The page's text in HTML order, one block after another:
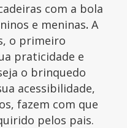
com a bola
e meninas. A
o primeiro
praticidade e
o brinquedo
acessibilidade,
fazem com que
pelos pais.